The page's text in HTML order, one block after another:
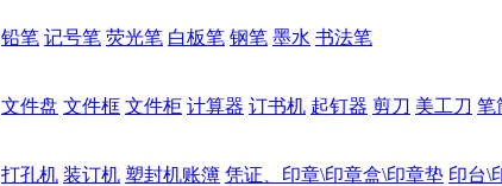
铅笔 记号笔 荧光笔 白板笔 钢笔 墨水 书法笔
文件盘 文件框 文件柜 计算器 订书机 起钉器 剪刀 美工刀 笔
打孔机 装订机 塑封机账簿 凭证、印章\印章盒\印章垫 印台\